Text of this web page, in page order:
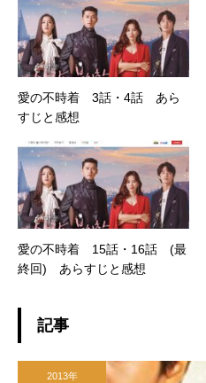
愛の不時着 3話・4話 あら
すじと感想
愛の不時着 15話・16話 (最
終回) あらすじと感想
記事
2013年